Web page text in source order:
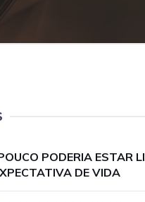
PODERIA ESTAR
DE VIDA